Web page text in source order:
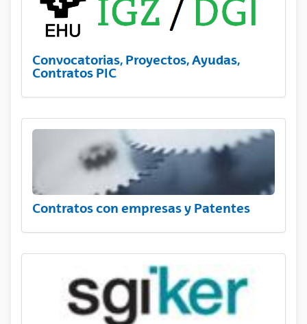
Convocatorias, Proyectos, Ayudas,
Contratos PIC
Contratos con empresas y Patentes